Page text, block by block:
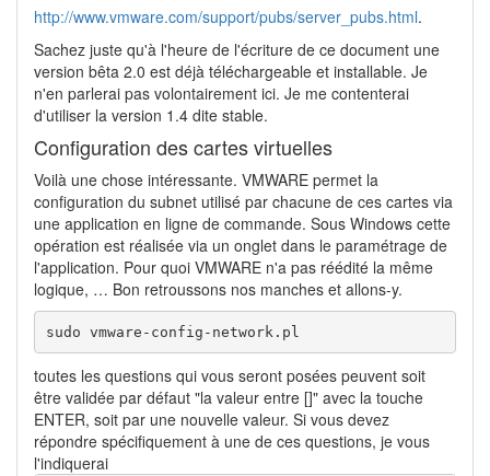
http://www.vmware.com/support/pubs/server_pubs.html.
Sachez juste qu'à l'heure de l'écriture de ce document une
version bêta 2.0 est déjà téléchargeable et installable. Je
n'en parlerai pas volontairement ici. Je me contenterai
d'utiliser la version 1.4 dite stable.
Configuration des cartes virtuelles
Voilà une chose intéressante. VMWARE permet la
configuration du subnet utilisé par chacune de ces cartes via
une application en ligne de commande. Sous Windows cette
opération est réalisée via un onglet dans le paramétrage de
l'application. Pour quoi VMWARE n'a pas réédité la même
logique, … Bon retroussons nos manches et allons-y.
sudo vmware-config-network.pl
toutes les questions qui vous seront posées peuvent soit
être validée par défaut "la valeur entre []" avec la touche
ENTER, soit par une nouvelle valeur. Si vous devez
répondre spécifiquement à une de ces questions, je vous
l'indiquerai